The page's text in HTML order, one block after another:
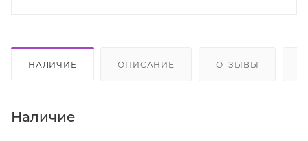
НАЛИЧИЕ ОПИСАНИЕ ОТЗЫВЫ
Наличие